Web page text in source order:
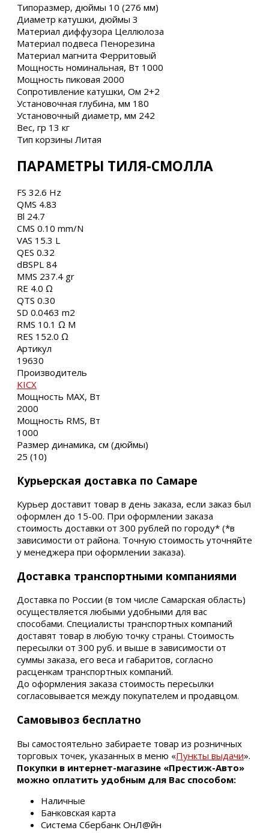
Типоразмер, дюймы 10 (276 мм)
Диаметр катушки, дюймы 3
Материал диффузора Целлюлоза
Материал подвеса Пенорезина
Материал магнита Ферритовый
Мощность номинальная, Вт 1000
Мощность пиковая 2000
Сопротивление катушки, Ом 2+2
Установочная глубина, мм 180
Установочный диаметр, мм 242
Вес, гр 13 кг
Тип корзины Литая
ПАРАМЕТРЫ ТИЛЯ-СМОЛЛА
FS 32.6 Hz
QMS 4.83
Bl 24.7
CMS 0.10 mm/N
VAS 15.3 L
QES 0.32
dBSPL 84
MMS 237.4 gr
RE 4.0 Ω
QTS 0.30
SD 0.0463 m2
RMS 10.1 Ω M
RES 152.0 Ω
Артикул
19630
Производитель
KICX
Мощность MAX, Вт
2000
Мощность RMS, Вт
1000
Размер динамика, см (дюймы)
25 (10)
Курьерская доставка по Самаре
Курьер доставит товар в день заказа, если заказ был
оформлен до 15-00. При оформлении заказа
стоимость доставки от 300 рублей по городу* (*в
зависимости от района. Точную стоимость уточняйте
у менеджера при оформлении заказа).
Доставка транспортными компаниями
Доставка по России (в том числе Самарская область)
осуществляется любыми удобными для вас
способами. Специалисты транспортных компаний
доставят товар в любую точку страны. Стоимость
пересылки от 300 руб. и выше в зависимости от
суммы заказа, его веса и габаритов, согласно
расценкам транспортных компаний.
До оформления заказа стоимость пересылки
согласовывается между покупателем и продавцом.
Самовывоз бесплатно
Вы самостоятельно забираете товар из розничных
торговых точек, указанных в меню «Пункты выдачи».
Покупки в интернет-магазине «Престиж-Авто»
можно оплатить удобным для Вас способом:
Наличные
Банковская карта
Система Сбербанк ОнЛ@йн